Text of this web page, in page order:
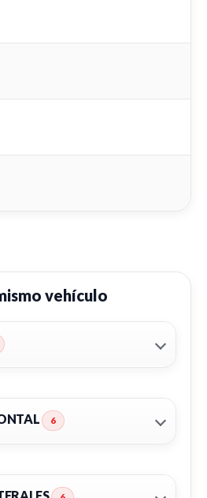
vehículo
6